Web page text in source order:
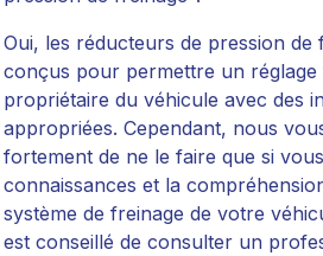
Oui, les réducteurs de pression de
conçus pour permettre un réglage
propriétaire du véhicule avec des
appropriées. Cependant, nous
fortement de ne le faire que si
connaissances et la
système de freinage de votre
est conseillé de consulter un